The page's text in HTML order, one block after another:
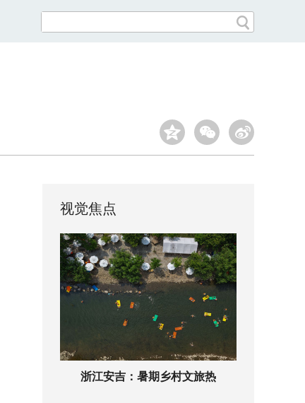
视觉焦点
浙江安吉：暑期乡村文旅热